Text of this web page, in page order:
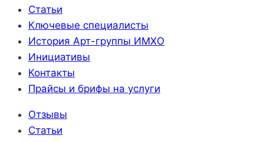
Статьи
Ключевые специалисты
История Арт-группы ИМХО
Инициативы
Контакты
Прайсы и брифы на услуги
Отзывы
Статьи